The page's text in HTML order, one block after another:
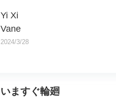
Yi Xi
Vane
2024/3/28
いますぐ輪廻